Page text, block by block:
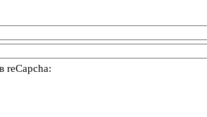
reCapcha: